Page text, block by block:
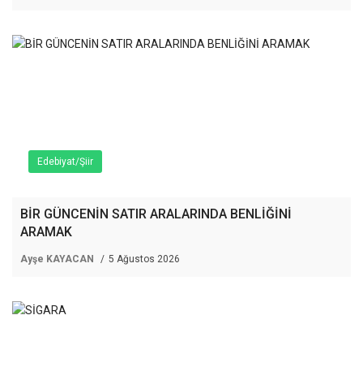
Edebiyat/Şiir
BİR GÜNCENİN SATIR ARALARINDA BENLİĞİNİ
ARAMAK
Ayşe KAYACAN 5 Ağustos 2026